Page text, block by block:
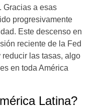
Gracias a esas
progresivamente
Este descenso en
reciente de la Fed
las tasas, algo
en toda América
Latina?